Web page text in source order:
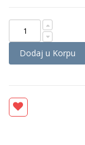
Dodaj u Korpu